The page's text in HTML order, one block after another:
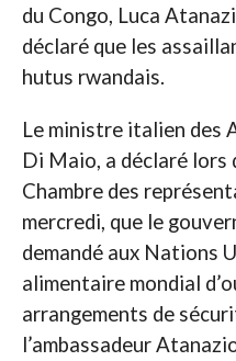
du Congo, Luca
déclaré que les
hutus rwandais.
Le ministre italien des
Di Maio, a déclaré lors
Chambre des
mercredi, que le
demandé aux Nations
alimentaire mondial
arrangements de
l’ambassadeur